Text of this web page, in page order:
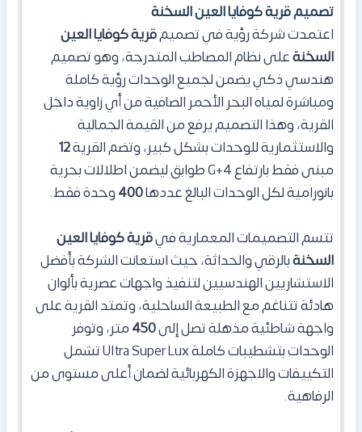
تصميم قرية كوفايا العين السخنة
اعتمدت شركة رؤية في تصميمقرية كوفايا العين
السخنةعلى نظام المصاطب المتدرجة، وهو تصميم
هندسي ذكي يضمن لجميع الوحدات رؤية كاملة
ومباشرة لمياه البحر الأحمر الصافية من أي زاوية داخل
القرية، وهذا التصميم يرفع من القيمة الجمالية
والاستثمارية للوحدات بشكل كبير، وتضم القرية12
مبنى فقط بارتفاع 4+G طوابق ليضمن اطلالات بحرية
بانورامية لكل الوحدات البالغ عددها400وحدة فقط.
تتسم التصميمات المعمارية فيقرية كوفايا العين
السخنةبالرقي والحداثة، حيث استعانت الشركة بأفضل
الاستشاريين الهندسيين لتنفيذ واجهات عصرية بألوان
هادئة تتناغم مع الطبيعة الساحلية، وتمتد القرية على
واجهة شاطئية مذهلة تصل إلى450متر، وتوفر
الوحدات بتشطيبات كاملة Ultra Super Lux تشمل
التكييفات والاجهزة الكهربائية لضمان أعلى مستوى من
الرفاهية.